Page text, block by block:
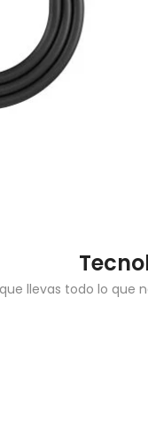
llevas todo lo que